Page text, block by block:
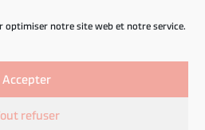
optimiser notre site web et notre service.
Accepter
refuser